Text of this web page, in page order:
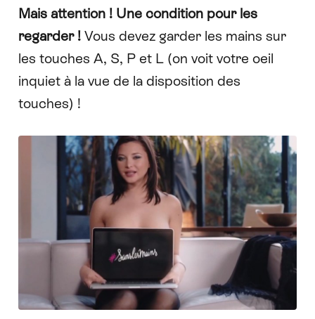
Mais attention ! Une condition pour les
regarder !Vous devez garder les mains sur
les touches A, S, P et L (on voit votre oeil
inquiet à la vue de la disposition des
touches) !